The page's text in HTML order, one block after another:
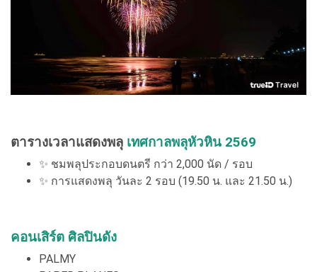
ตารางเวลาแสดงพลุ เทศกาลพลุหัวหิน 2569
✨ ชมพลุประกอบดนตรี กว่า 2,000 นัด / รอบ
✨ การแสดงพลุ วันละ 2 รอบ (19.50 น. และ 21.50 น.)
คอนเสิร์ต ศิลปินดัง
PALMY